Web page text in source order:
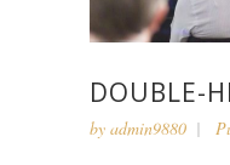
DOUBLE-
by admin9880